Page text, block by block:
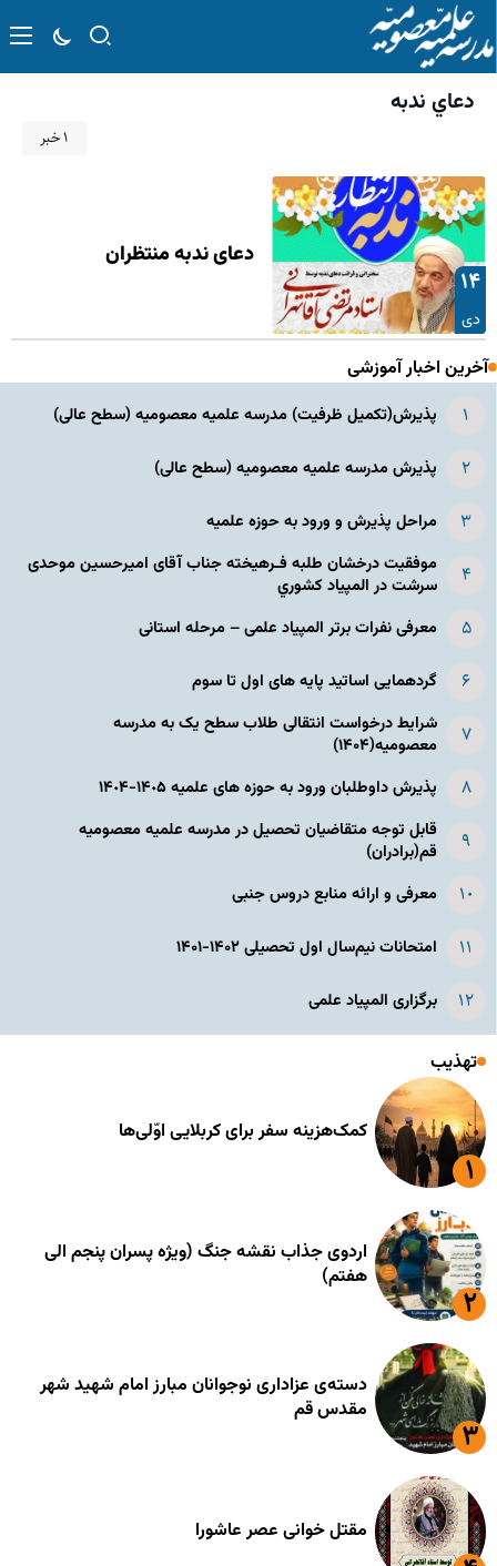
دعاي ندبه
۱ خبر
۱۴
دی
دعای ندبه منتظران
آخرین اخبار آموزشی
پذیرش(تکمیل ظرفیت) مدرسه علمیه معصومیه‌ (سطح عالی)
پذیرش مدرسه علمیه معصومیه‌ (سطح عالی)
مراحل پذیرش و ورود به حوزه علمیه
موفقیت درخشان طلبه فـرهیخته جناب آقای امیرحسین موحدی
سرشت در المپياد كشوري
معرفی نفرات برتر المپیاد علمی – مرحله استانی
گردهمایی اساتید پایه های اول تا سوم
شرایط درخواست انتقالی طلاب سطح یک به مدرسه
معصومیه(۱۴۰۴)
پذیرش داوطلبان ورود به حوزه های علمیه ١۴٠۵-١۴٠۴
قابل توجه متقاضیان تحصیل در مدرسه علمیه معصومیه
قم(برادران)
معرفی و ارائه منابع دروس جنبی
امتحانات نیم‌سال اول تحصیلی ۱۴۰۲-۱۴۰۱
برگزاری المپیاد علمی
تهذیب
کمک‌هزینه سفر برای کربلایی اوّلی‌ها
اردوی جذاب نقشه جنگ (ویژه پسران پنجم الی
هفتم)
دسته‌ی عزاداری نوجوانان مبارز امام شهید شهر
مقدس قم
مقتل خوانی عصر عاشورا